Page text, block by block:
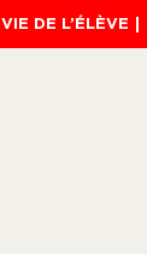
VIE DE L’ÉLÈVE